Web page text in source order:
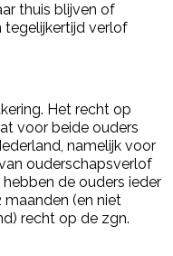
thuis blijven of
tegelijkertijd verlof
Het recht op
voor beide ouders
namelijk voor
ouderschapsverlof
de ouders ieder
(en niet
recht op de zgn.